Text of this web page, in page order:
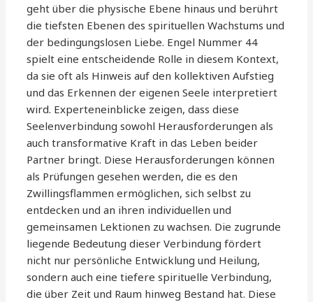
geht über die physische Ebene hinaus und berührt
die tiefsten Ebenen des spirituellen Wachstums und
der bedingungslosen Liebe. Engel Nummer 44
spielt eine entscheidende Rolle in diesem Kontext,
da sie oft als Hinweis auf den kollektiven Aufstieg
und das Erkennen der eigenen Seele interpretiert
wird. Experteneinblicke zeigen, dass diese
Seelenverbindung sowohl Herausforderungen als
auch transformative Kraft in das Leben beider
Partner bringt. Diese Herausforderungen können
als Prüfungen gesehen werden, die es den
Zwillingsflammen ermöglichen, sich selbst zu
entdecken und an ihren individuellen und
gemeinsamen Lektionen zu wachsen. Die zugrunde
liegende Bedeutung dieser Verbindung fördert
nicht nur persönliche Entwicklung und Heilung,
sondern auch eine tiefere spirituelle Verbindung,
die über Zeit und Raum hinweg Bestand hat. Diese